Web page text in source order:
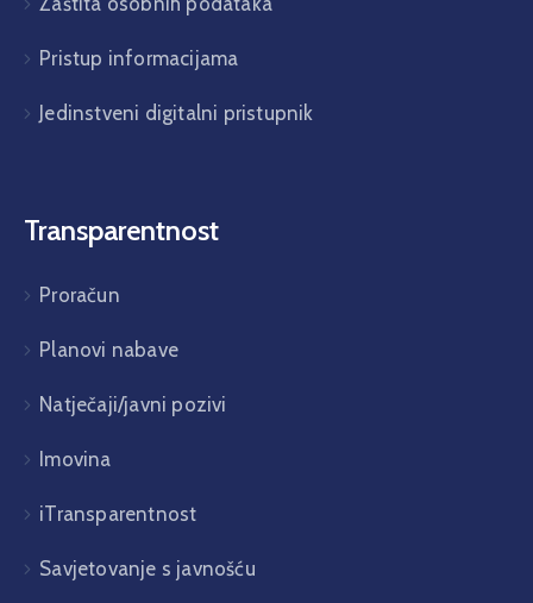
Pristup informacijama
Jedinstveni digitalni pristupnik
Transparentnost
Proračun
Planovi nabave
Natječaji/javni pozivi
Imovina
iTransparentnost
Savjetovanje s javnošću